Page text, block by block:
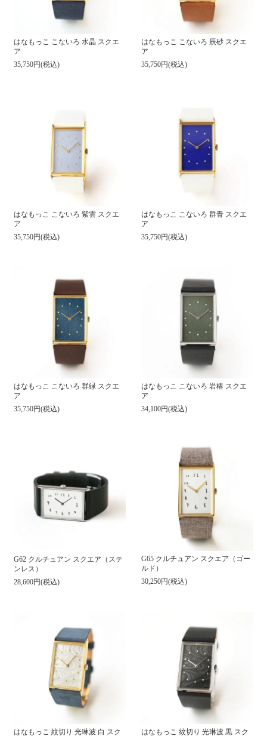
はなもっこ こないろ 水晶 スクエ
ア
35,750円(税込)
はなもっこ こないろ 辰砂 スクエ
ア
35,750円(税込)
はなもっこ こないろ 紫雲 スクエ
ア
35,750円(税込)
はなもっこ こないろ 群青 スクエ
ア
35,750円(税込)
はなもっこ こないろ 群緑 スクエ
ア
35,750円(税込)
はなもっこ こないろ 岩椿 スクエ
ア
34,100円(税込)
G62 クルチュアン スクエア（ステ
ンレス）
28,600円(税込)
G65 クルチュアン スクエア（ゴー
ルド）
30,250円(税込)
はなもっこ 紋切り 光琳波 白 スク はなもっこ 紋切り 光琳波 黒 スク